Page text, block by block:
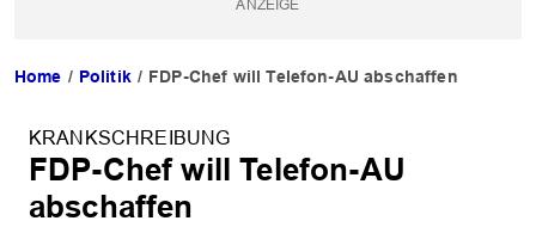
Home Politik FDP-Chef will Telefon-AU abschaffen
KRANKSCHREIBUNG
FDP-Chef will Telefon-AU
abschaffen